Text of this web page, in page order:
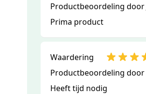
Productbeoordeling door
Prima product
Waardering
Productbeoordeling door
Heeft tijd nodig